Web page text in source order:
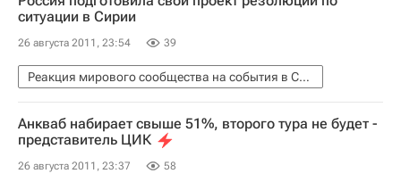
ситуации в Сирии
26 августа 2011, 23:54 39
Реакция мирового сообщества на события в Сирии
Анкваб набирает свыше 51%, второго тура не будет -
представитель ЦИК
26 августа 2011, 23:37 58